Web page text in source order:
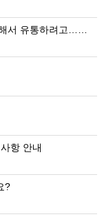
서 유통하려고…
항 안내
?